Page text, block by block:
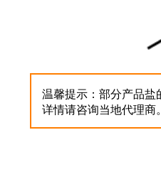
温馨提示：部分产品盐
详情请咨询当地代理商。